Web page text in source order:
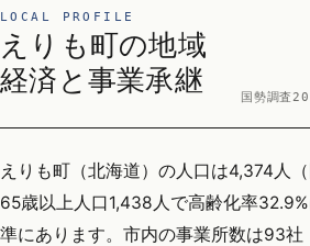
LOCAL PROFILE
えりも町の地域
経済と事業承継
国勢調査
えりも町（北海道）の人口は4,374人
65歳以上人口1,438人で高齢化率
準にあります。市内の事業所数は93社